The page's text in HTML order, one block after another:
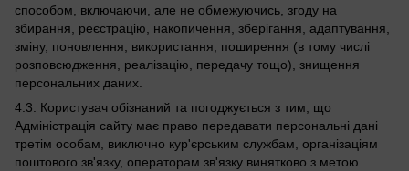
способом, включаючи, але не обмежуючись, згоду на
збирання, реєстрацію, накопичення, зберігання, адаптування,
зміну, поновлення, використання, поширення (в тому числі
розповсюдження, реалізацію, передачу тощо), знищення
персональних даних.
4.3. Користувач обізнаний та погоджується з тим, що
Адміністрація сайту має право передавати персональні дані
третім особам, виключно кур'єрським службам, організаціям
поштового зв'язку, операторам зв'язку винятково з метою